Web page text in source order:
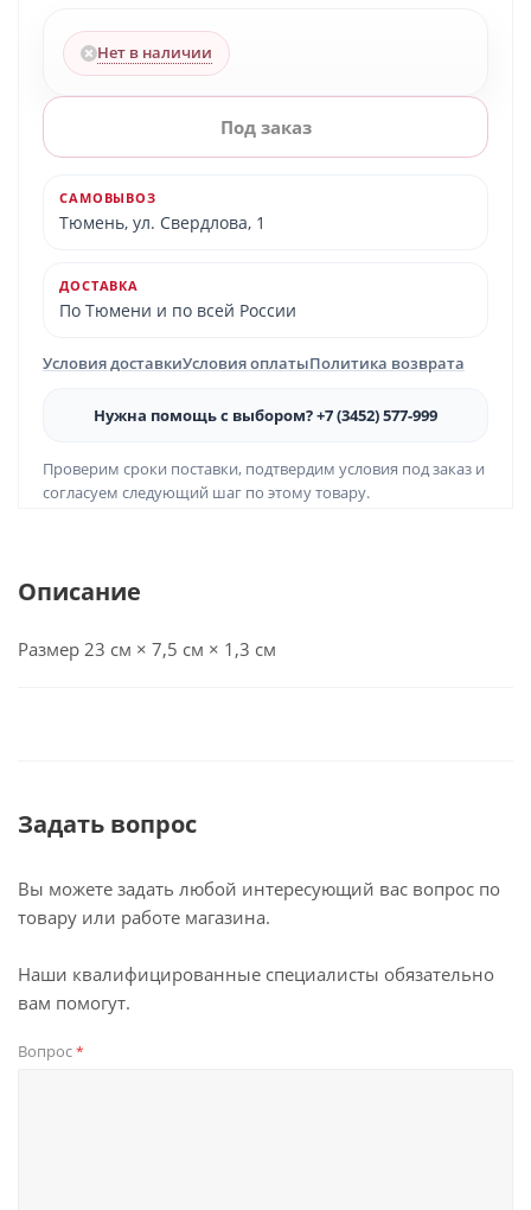
Нет в наличии
Под заказ
САМОВЫВОЗ
Тюмень, ул. Свердлова, 1
ДОСТАВКА
По Тюмени и по всей России
Условия доставкиУсловия оплатыПолитика возврата
Нужна помощь с выбором? +7 (3452) 577-999
Проверим сроки поставки, подтвердим условия под заказ и
согласуем следующий шаг по этому товару.
Описание
Размер 23 см × 7,5 см × 1,3 см
Задать вопрос
Вы можете задать любой интересующий вас вопрос по
товару или работе магазина.
Наши квалифицированные специалисты обязательно
вам помогут.
Вопрос*